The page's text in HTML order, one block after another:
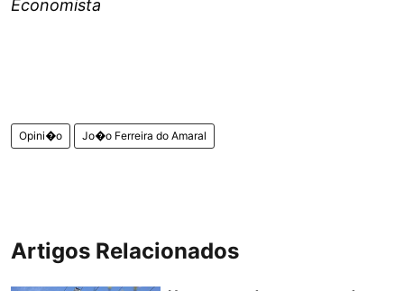
Economista
Opini�o Jo�o Ferreira do Amaral
Artigos Relacionados